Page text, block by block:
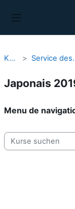
Kurse
Japonais
Kursbereiche
Kurse suchen